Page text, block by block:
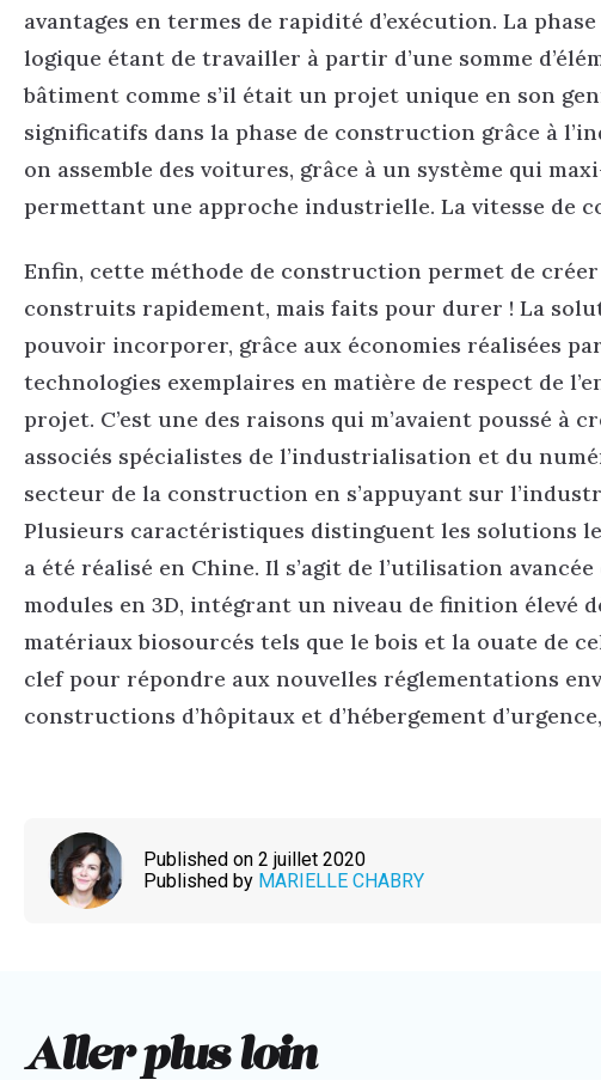
avantages en termes de rapidité d’exécution. La
logique étant de travailler à partir d’une somme
bâtiment comme s’il était un projet unique en son
significatifs dans la phase de construction grâce à
on assemble des voitures, grâce à un système qui
permettant une approche industrielle. La vitesse de
Enfin, cette méthode de construction permet de
construits rapidement, mais faits pour durer ! La
pouvoir incorporer, grâce aux économies réalisées
technologies exemplaires en matière de respect de
projet. C’est une des raisons qui m’avaient poussé à
associés spécialistes de l’industrialisation et du
secteur de la construction en s’appuyant sur
Plusieurs caractéristiques distinguent les solutions
a été réalisé en Chine. Il s’agit de l’utilisation
modules en 3D, intégrant un niveau de finition élevé
matériaux biosourcés tels que le bois et la ouate de
clef pour répondre aux nouvelles réglementations
constructions d’hôpitaux et d’hébergement
Published on 2 juillet 2020
Published by MARIELLE CHABRY
Aller plus loin